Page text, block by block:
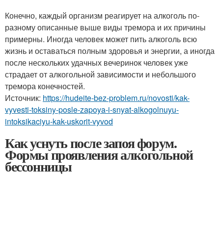
Конечно, каждый организм реагирует на алкоголь по-
разному описанные выше виды тремора и их причины
примерны. Иногда человек может пить алкоголь всю
жизнь и оставаться полным здоровья и энергии, а иногда
после нескольких удачных вечеринок человек уже
страдает от алкогольной зависимости и небольшого
тремора конечностей.
Источник: https://hudeite-bez-problem.ru/novosti/kak-
vyvesti-toksiny-posle-zapoya-i-snyat-alkogolnuyu-
intoksikaciyu-kak-uskorit-vyvod
Как уснуть после запоя форум.
Формы проявления алкогольной
бессонницы